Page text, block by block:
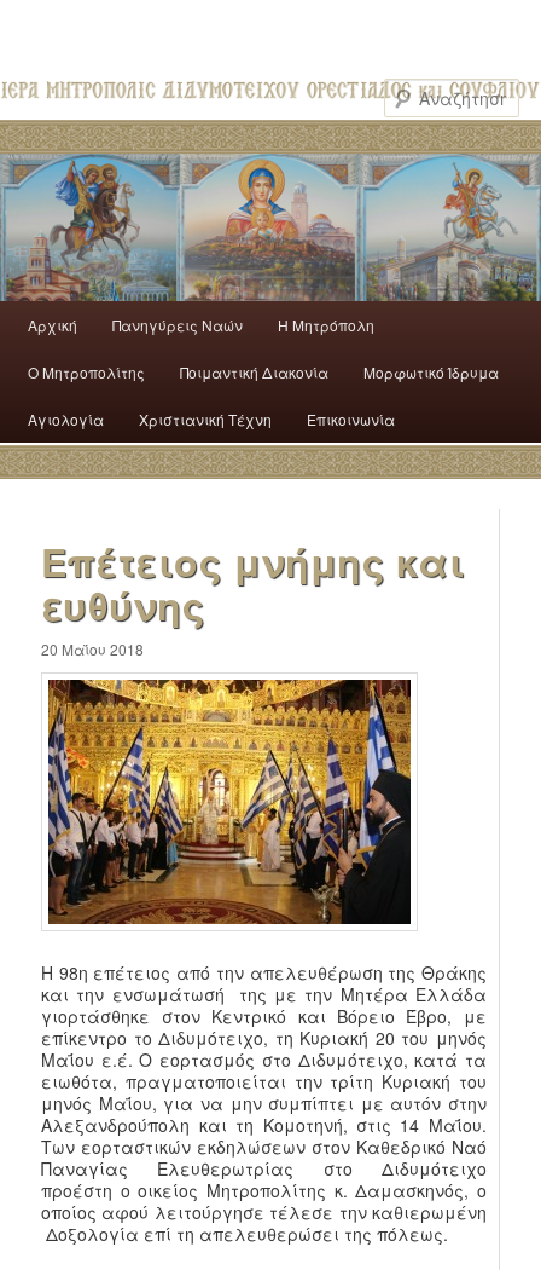
Αρχική Πανηγύρεις Ναών H Mητρόπολη
Ο Mητροπολίτης Ποιμαντική Διακονία Μορφωτικό Ίδρυμα
Αγιολογία Χριστιανική Τέχνη Επικοινωνία
Επέτειος μνήμης και
ευθύνης
20 Μαΐου 2018
Η 98η επέτειος από την απελευθέρωση της Θράκης
και την ενσωμάτωσή της με την Μητέρα Ελλάδα
γιορτάσθηκε στον Κεντρικό και Βόρειο Έβρο, με
επίκεντρο το Διδυμότειχο, τη Κυριακή 20 του μηνός
Μαΐου ε.έ. Ο εορτασμός στο Διδυμότειχο, κατά τα
ειωθότα, πραγματοποιείται την τρίτη Κυριακή του
μηνός Μαΐου, για να μην συμπίπτει με αυτόν στην
Αλεξανδρούπολη και τη Κομοτηνή, στις 14 Μαΐου.
Των εορταστικών εκδηλώσεων στον Καθεδρικό Ναό
Παναγίας Ελευθερωτρίας στο Διδυμότειχο
προέστη ο οικείος Μητροπολίτης κ. Δαμασκηνός, ο
οποίος αφού λειτούργησε τέλεσε την καθιερωμένη
Δοξολογία επί τη απελευθερώσει της πόλεως.